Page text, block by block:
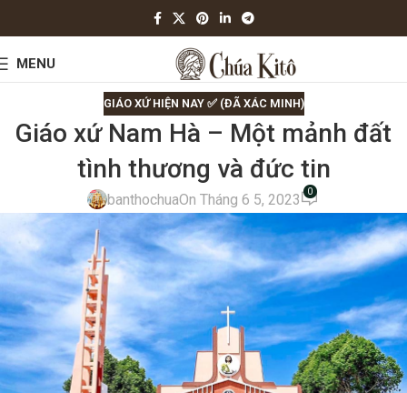
MENU
GIÁO XỨ HIỆN NAY ✅ (ĐÃ XÁC MINH)
Giáo xứ Nam Hà – Một mảnh đất
tình thương và đức tin
banthochuaOn Tháng 6 5, 2023 0